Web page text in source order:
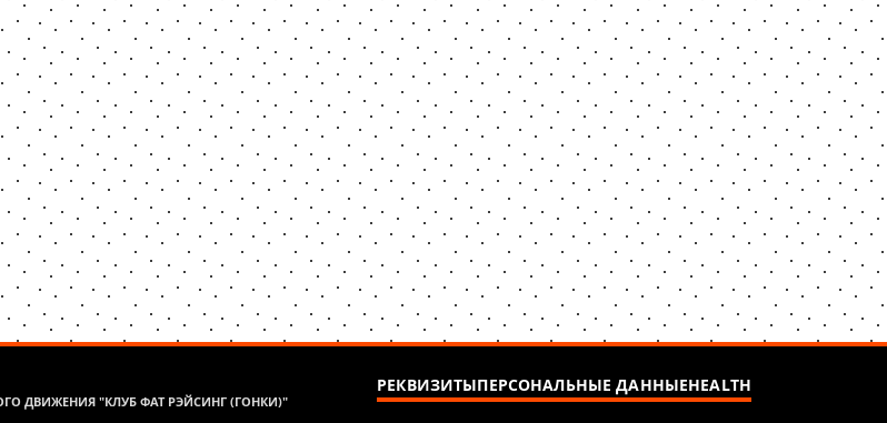
ДВИЖЕНИЯ "КЛУБ ФАТ РЭЙСИНГ (ГОНКИ)"
РЕКВИЗИТЫПЕРСОНАЛЬНЫЕ ДАННЫЕHEALTH